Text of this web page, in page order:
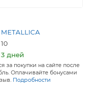
METALLICA
10
3 дней
за покупки на сайте после
Оплачивайте бонусами
Подробности